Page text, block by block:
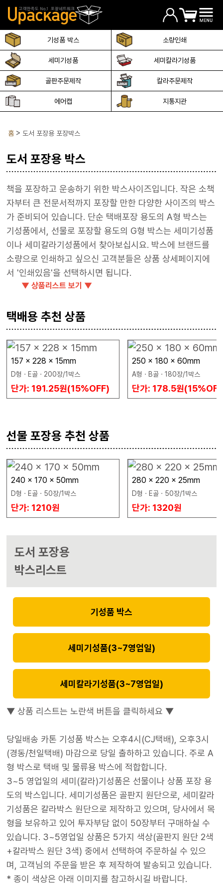
기성품 박스 소량인쇄
세미기성품 세미칼라기성품
골판주문제작 칼라주문제작
에어캡 지통지관
홈 도서 포장용 포장박스
도서 포장용 박스
책을 포장하고 운송하기 위한 박스사이즈입니다. 작은 소책
자부터 큰 전문서적까지 포장할 만한 다양한 사이즈의 박스
가 준비되어 있습니다. 단순 택배포장 용도의 A형 박스는
기성품에서, 선물로 포장할 용도의 G형 박스는 세미기성품
이나 세미칼라기성품에서 찾아보십시요. 박스에 브랜드를
소량으로 인쇄하고 싶으신 고객분들은 상품 상세페이지에
서 '인쇄있음'을 선택하시면 됩니다.
▼ 상품리스트 보기 ▼
택배용 추천 상품
157 x 228 x 15mm
D형 · E골 · 200장/1박스
단가: 191.25원(15%OFF)
250 x 180 x 60mm
A형 · B골 · 180장/1박스
단가: 178.5원
선물 포장용 추천 상품
240 x 170 x 50mm
D형 · E골 · 50장/1박스
단가: 1210원
280 x 220 x 25mm
D형 · E골 · 50장/1박스
단가: 1320원
도서 포장용
박스리스트
기성품 박스
세미기성품(3~7영업일)
세미칼라기성품(3~7영업일)
▼ 상품 리스트는 노란색 버튼을 클릭하세요 ▼
당일배송 카톤 기성품 박스는 오후4시(CJ택배), 오후3시
(경동/천일택배) 마감으로 당일 출하하고 있습니다. 주로 A
형 박스로 택배 및 물류용 박스에 적합합니다.
3~5 영업일의 세미(칼라)기성품은 선물이나 상품 포장 용
도의 박스입니다. 세미기성품은 골판지 원단으로, 세미칼라
기성품은 칼라박스 원단으로 제작하고 있으며, 당사에서 목
형을 보유하고 있어 투자부담 없이 50장부터 구매하실 수
있습니다. 3~5영업일 상품은 5가지 색상(골판지 원단 2색
+칼라박스 원단 3색) 중에서 선택하여 주문하실 수 있으
며, 고객님의 주문을 받은 후 제작하여 발송되고 있습니다.
* 종이 색상은 아래 이미지를 참고하시길 바랍니다.